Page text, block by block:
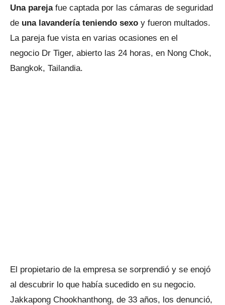
Una pareja fue captada por las cámaras de seguridad
de una lavandería teniendo sexo y fueron multados.
La pareja fue vista en varias ocasiones en el
negocio Dr Tiger, abierto las 24 horas, en Nong Chok,
Bangkok, Tailandia.
El propietario de la empresa se sorprendió y se enojó
al descubrir lo que había sucedido en su negocio.
Jakkapong Chookhanthong, de 33 años, los denunció,